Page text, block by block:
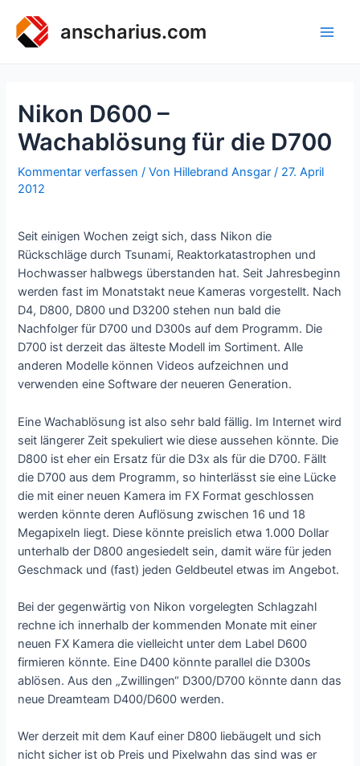
Inhalt
springen
anscharius.com
Nikon D600 –
Wachablösung für die D700
Kommentar verfassen / Von Hillebrand Ansgar / 27. April
2012
Seit einigen Wochen zeigt sich, dass Nikon die
Rückschläge durch Tsunami, Reaktorkatastrophen und
Hochwasser halbwegs überstanden hat. Seit Jahresbeginn
werden fast im Monatstakt neue Kameras vorgestellt. Nach
D4, D800, D800 und D3200 stehen nun bald die
Nachfolger für D700 und D300s auf dem Programm. Die
D700 ist derzeit das älteste Modell im Sortiment. Alle
anderen Modelle können Videos aufzeichnen und
verwenden eine Software der neueren Generation.
Eine Wachablösung ist also sehr bald fällig. Im Internet wird
seit längerer Zeit spekuliert wie diese aussehen könnte. Die
D800 ist eher ein Ersatz für die D3x als für die D700. Fällt
die D700 aus dem Programm, so hinterlässt sie eine Lücke
die mit einer neuen Kamera im FX Format geschlossen
werden könnte deren Auflösung zwischen 16 und 18
Megapixeln liegt. Diese könnte preislich etwa 1.000 Dollar
unterhalb der D800 angesiedelt sein, damit wäre für jeden
Geschmack und (fast) jeden Geldbeutel etwas im Angebot.
Bei der gegenwärtig von Nikon vorgelegten Schlagzahl
rechne ich innerhalb der kommenden Monate mit einer
neuen FX Kamera die vielleicht unter dem Label D600
firmieren könnte. Eine D400 könnte parallel die D300s
ablösen. Aus den „Zwillingen“ D300/D700 könnte dann das
neue Dreamteam D400/D600 werden.
Wer derzeit mit dem Kauf einer D800 liebäugelt und sich
nicht sicher ist ob Preis und Pixelwahn das sind was er